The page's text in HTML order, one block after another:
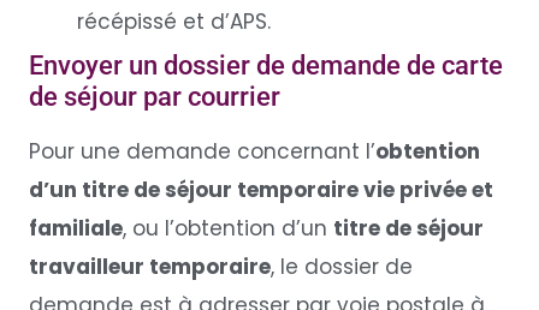
récépissé et d’APS.
Envoyer un dossier de demande de carte
de séjour par courrier
Pour une demande concernant l’obtention
d’un titre de séjour temporaire vie privée et
familiale, ou l’obtention d’un titre de séjour
travailleur temporaire, le dossier de